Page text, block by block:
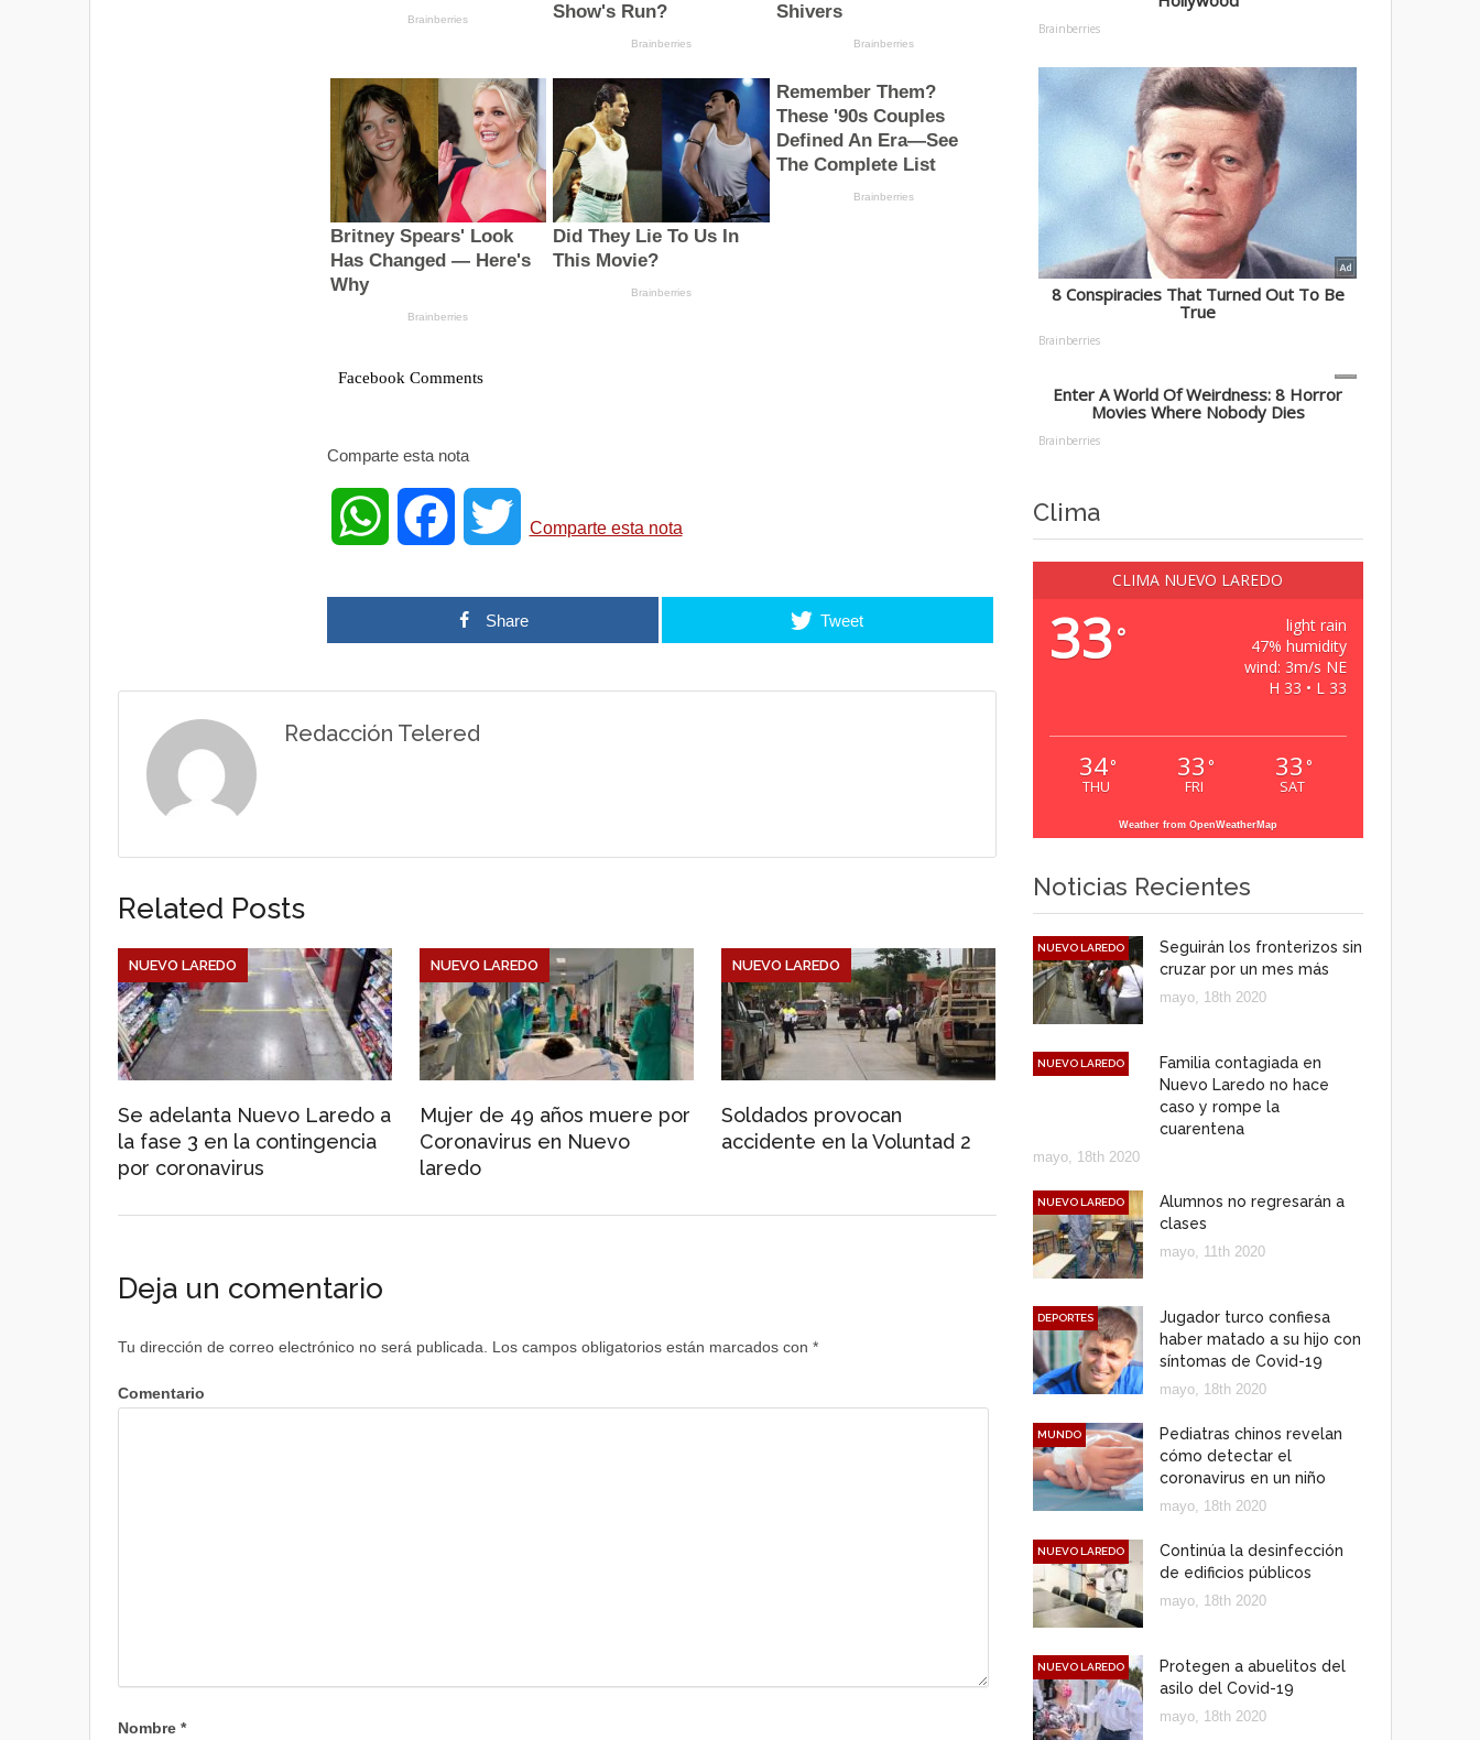
Facebook Comments
Comparte esta nota
W
t
s
p
c
e
b
o
i
t
r
Comparte esta nota
Share Tweet
Redacción Telered
Related Posts
Se adelanta Nuevo Laredo a
la fase 3 en la contingencia
por coronavirus
NUEVO LAREDO
Mujer de 49 años muere por
Coronavirus en Nuevo
laredo
NUEVO LAREDO
Soldados provocan
accidente en la Voluntad 2
NUEVO LAREDO
Deja un comentario
Tu dirección de correo electrónico no será publicada. Los campos obligatorios están marcados con *
Comentario
Nombre *
Clima
CLIMA NUEVO LAREDO
33°
light rain
47% humidity
wind: 3m/s NE
H 33 • L 33
34°
THU
33 °
FRI
33 °
SAT
Weather from OpenWeatherMap
Noticias Recientes
Seguirán los fronterizos sin
cruzar por un mes más
NUEVO LAREDO
mayo, 18th 2020
Familia contagiada en
Nuevo Laredo no hace
caso y rompe la
cuarentena
NUEVO LAREDO
mayo, 18th 2020
Alumnos no regresarán a
clases
NUEVO LAREDO
mayo, 11th 2020
Jugador turco confiesa
haber matado a su hijo con
síntomas de Covid-19
DEPORTES
mayo, 18th 2020
Pediatras chinos revelan
cómo detectar el
coronavirus en un niño
MUNDO
mayo, 18th 2020
Continúa la desinfección
de edificios públicos
NUEVO LAREDO
mayo, 18th 2020
Protegen a abuelitos del
asilo del Covid-19
NUEVO LAREDO
mayo, 18th 2020